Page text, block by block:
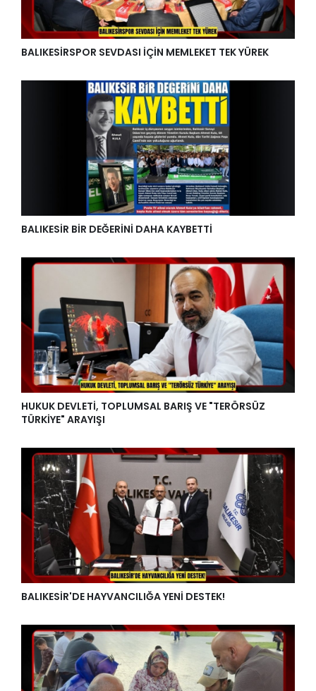
BALIKESİRSPOR SEVDASI İÇİN MEMLEKET TEK YÜREK
BALIKESİR BİR DEĞERİNİ DAHA KAYBETTİ
HUKUK DEVLETİ, TOPLUMSAL BARIŞ VE "TERÖRSÜZ
TÜRKİYE" ARAYIŞI
BALIKESİR'DE HAYVANCILIĞA YENİ DESTEK!